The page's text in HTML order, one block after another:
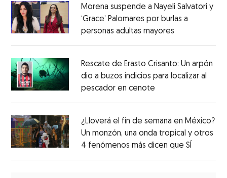
Morena suspende a Nayeli Salvatori y
‘Grace’ Palomares por burlas a
personas adultas mayores
Rescate de Erasto Crisanto: Un arpón
dio a buzos indicios para localizar al
pescador en cenote
¿Lloverá el fin de semana en México?
Un monzón, una onda tropical y otros
4 fenómenos más dicen que SÍ